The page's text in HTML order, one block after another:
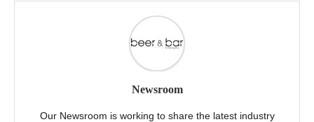
Newsroom
Our Newsroom is working to share the latest industry